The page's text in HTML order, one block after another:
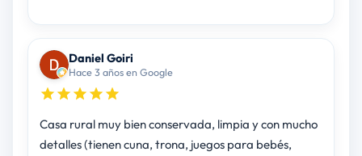
Daniel Goiri
Hace 3 años en Google
Casa rural muy bien conservada, limpia y con mucho
detalles (tienen cuna, trona, juegos para bebés,